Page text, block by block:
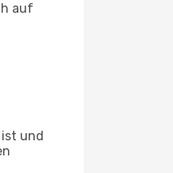
auf
ist und